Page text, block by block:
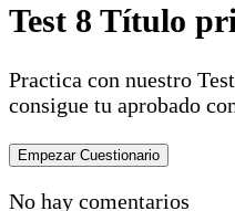
Test 8 Título
Practica con nuestro
consigue tu aprobado
No hay comentarios